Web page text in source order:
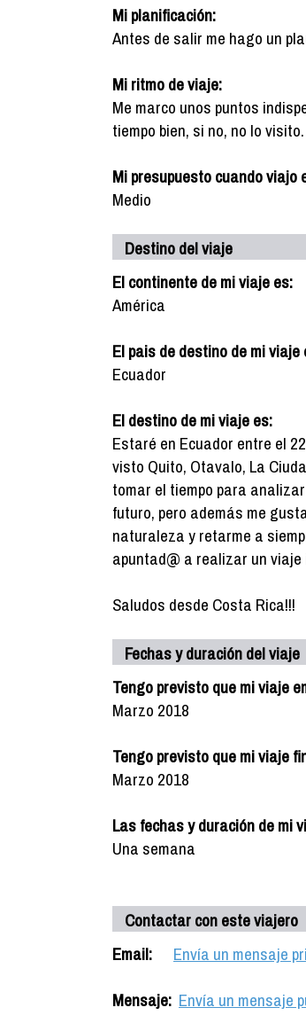
Mi planificación:
Antes de salir me hago un
Mi ritmo de viaje:
Me marco unos puntos
tiempo bien, si no, no lo
Mi presupuesto cuando viajo
Medio
Destino del viaje
El continente de mi viaje es:
América
El pais de destino de mi viaje
Ecuador
El destino de mi viaje es:
Estaré en Ecuador entre el
visto Quito, Otavalo, La
tomar el tiempo para
futuro, pero además me
naturaleza y retarme a
apuntad@ a realizar un viaje
Saludos desde Costa Rica!!!
Fechas y duración del viaje
Tengo previsto que mi viaje
Marzo 2018
Tengo previsto que mi viaje
Marzo 2018
Las fechas y duración de mi
Una semana
Contactar con este viajero
Email:
Envía un mensaje
Mensaje: Envía un mensaje